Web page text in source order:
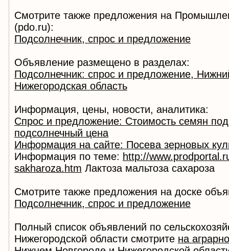
Смотрите также предложения на
(pdo.ru):
Подсолнечник, спрос и предложение
Объявление размещено в разделах:
Подсолнечник: спрос и предложение,
Нижегородская область
Информация, цены, новости, аналитика:
Спрос и предложение: Стоимость семян
подсолнечный цена
Информация на сайте: Посева зерновых
Информация по теме: http://
sakharoza.htm Лактоза мальтоза сахароза
Смотрите также предложения на доске
Подсолнечник, спрос и предложение
Полный список объявлений по
Нижегородской области смотрите на